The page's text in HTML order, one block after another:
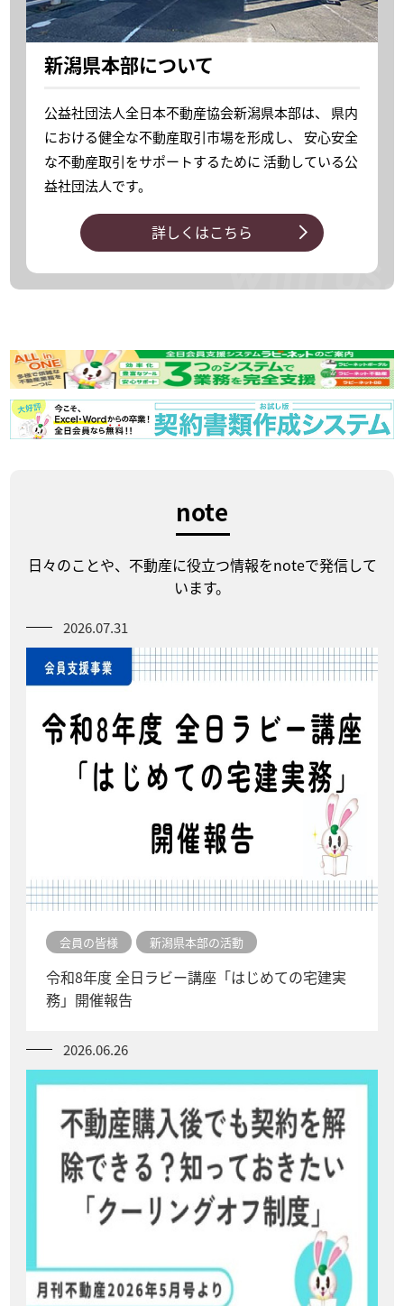
新潟県本部について
公益社団法人全日本不動産協会新潟県本部は、
県内
における健全な不動産取引市場を形成し、
安心安全
な不動産取引をサポートするために活動している公
益社団法人です。
詳しくはこちら
note
日々のことや、不動産に役立つ情報をnoteで発信して
います。
2026.07.31
会員の皆様 新潟県本部の活動
令和8年度 全日ラビー講座「はじめての宅建実
務」開催報告
2026.06.26